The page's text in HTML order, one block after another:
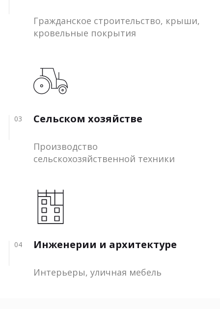
Гражданское строительство, крыши,
кровельные покрытия
03 Сельском хозяйстве
Производство
сельскохозяйственной техники
04 Инженерии и архитектуре
Интерьеры, уличная мебель